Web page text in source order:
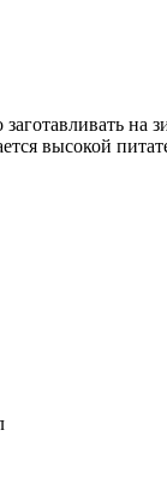
высокой